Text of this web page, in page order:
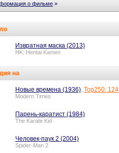
o фильме »
Извратная маска (2013)
HK: Hentai Kamen
на
Новые времена (1936), Top250: 124
Modern Times
Парень-каратист (1984)
The Karate Kid
Человек-паук 2 (2004)
Spider-Man 2